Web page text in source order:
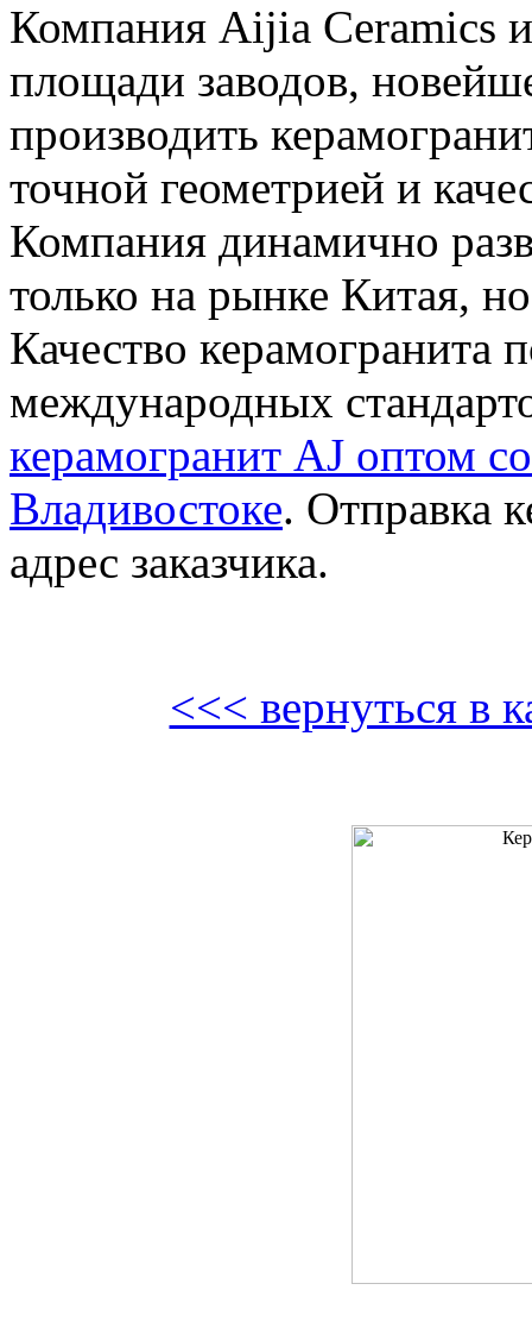
Компания Aijia Ceramics
площади заводов,
производить
точной геометрией и
Компания динамично
только на рынке Китая,
Качество керамогранита
международных
керамогранит AJ оптом
Владивостоке. Отправка
адрес заказчика.
<<< вернуться в